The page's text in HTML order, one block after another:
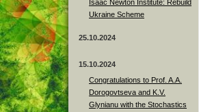
Isaac Newton Institute: Rebuild
Ukraine Scheme
25.10.2024
15.10.2024
Congratulations to Prof. A.A.
Dorogovtseva and K.V.
Glynianu with the Stochastics